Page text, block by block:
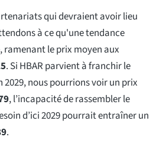
qui devraient avoir lieu
à ce qu'une tendance
ramenant le prix moyen aux
. Si HBAR parvient à franchir le
2029, nous pourrions voir un prix
, l’incapacité de rassembler le
d’ici 2029 pourrait entraîner un
.